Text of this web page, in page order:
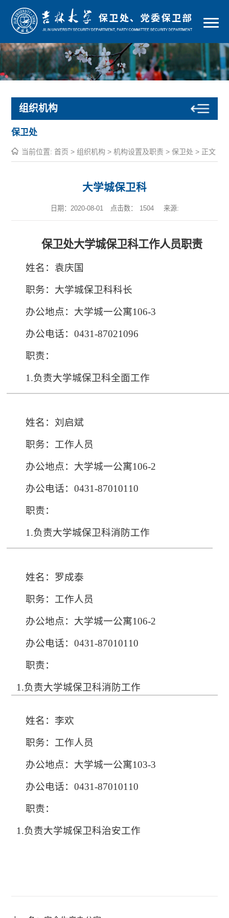
组织机构
保卫处
当前位置:首页 >组织机构 >机构设置及职责 >保卫处 > 正文
大学城保卫科
日期：2020-08-01 点击数： 1504 来源:
保卫处大学城保卫科工作人员职责
姓名：袁庆国
职务：大学城保卫科科长
办公地点： 大学城一公寓106-3
办公电话：0431-87021096
职责：
1.负责大学城保卫科全面工作
姓名：刘启斌
职务：工作人员
办公地点：大学城一公寓106-2
办公电话：0431-87010110
职责：
1.负责大学城保卫科消防工作
姓名：罗成泰
职务：工作人员
办公地点：大学城一公寓106-2
办公电话：0431-87010110
职责：
1.负责大学城保卫科消防工作
姓名：李欢
职务：工作人员
办公地点： 大学城一公寓103-3
办公电话：0431-87010110
职责：
1.负责大学城保卫科治安工作